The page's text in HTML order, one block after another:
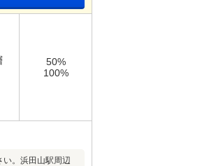
50%
100%
。浜田山駅周辺